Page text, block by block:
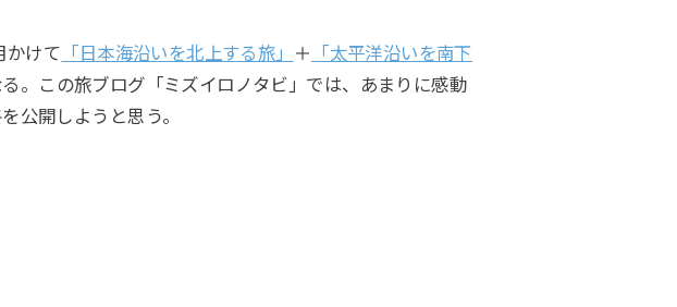
かけて 「日本海沿いを北上する旅」 ＋
「太平洋沿いを南下
。この旅ブログ「ミズイロノタビ」では、あまりに感動
公開しようと思う。